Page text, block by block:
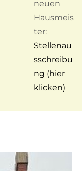
neuen
Hausmeis
ter:
Stellenau
sschreibu
ng (hier
klicken)